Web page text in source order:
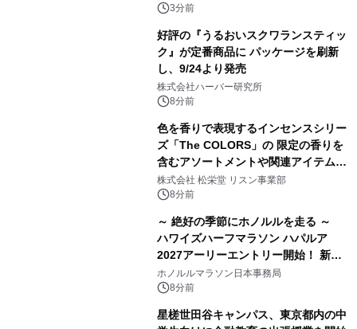
3分前
好評の『うるおいスクワランスティッ
ク』が定番商品に パッケージを刷新
し、9/24より発売
株式会社ハーバー研究所
8分前
色を香りで表現するインセンスシリー
ズ「The COLORS」の 限定の香りを
含むアソートメントや関連アイテムを
8月6日発売
株式会社 松栄堂 リスン事業部
8分前
～ 絶好の季節にホノルルを走る ～
ハワイズハーフマラソン ハパルア
2027アーリーエントリー開始！ 新カ
テゴリー「ハパルアIKI(イキ)」(約
13.4km)が登場
ホノルルマラソン日本事務局
8分前
星槎世田谷キャンパス、東京都内の中